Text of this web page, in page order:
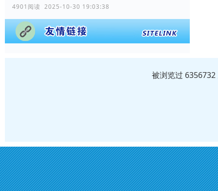
4901阅读 2025-10-30 19:03:38
被浏览过